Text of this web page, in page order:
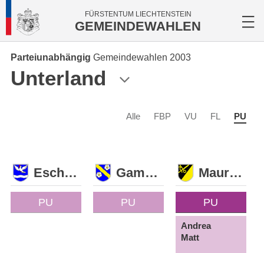
FÜRSTENTUM LIECHTENSTEIN
GEMEINDEWAHLEN
Parteiunabhängig Gemeindewahlen 2003
Unterland
Alle FBP VU FL PU
Eschen
PU
Gamprin
PU
Mauren
PU
Andrea
Matt